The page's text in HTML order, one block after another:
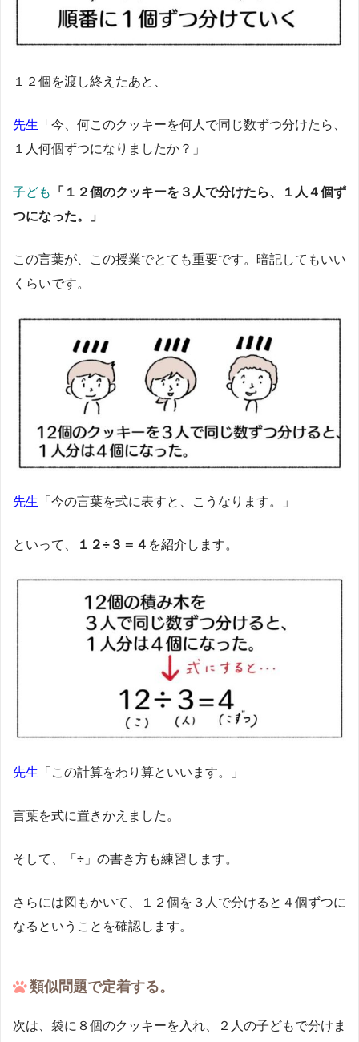
１２個を渡し終えたあと、
先生 「今、何このクッキーを何人で同じ数ずつ分けたら、
１人何個ずつになりましたか？」
子ども
「１２個のクッキーを３人で分けたら、１人４個ず
つになった。」
この言葉が、この授業でとても重要です。暗記してもいい
くらいです。
先生 「今の言葉を式に表すと、こうなります。」
といって、 １２÷３＝４ を紹介します。
先生 「この計算をわり算といいます。」
言葉を式に置きかえました。
そして、「÷」の書き方も練習します。
さらには図もかいて、１２個を３人で分けると４個ずつに
なるということを確認します。
類似問題で定着する。
次は、袋に８個のクッキーを入れ、２人の子どもで分けま